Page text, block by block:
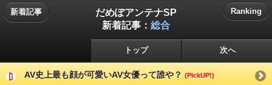
新着記事
だめぽアンテナSP
新着記事： 総合
Ranking
トップ 次へ
AV史上最も顔が可愛いAV女優って誰や？ (PickUP!)